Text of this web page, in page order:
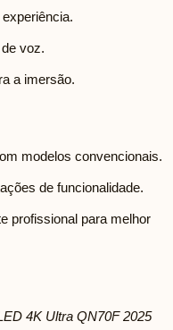
voz.
a imersão.
modelos convencionais.
de funcionalidade.
profissional para melhor
4K Ultra QN70F 2025